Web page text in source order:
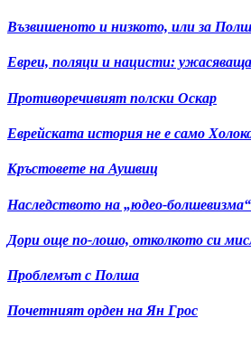
Възвишеното и низкото, или за
Евреи, поляци и нацисти:
Противоречивият полски Оскар
Еврейската история не е само
Кръстовете на Аушвиц
Наследството на „юдео-болшевизма“
Дори още по-лошо, отколкото си
Проблемът с Полша
Почетният орден на Ян Грос